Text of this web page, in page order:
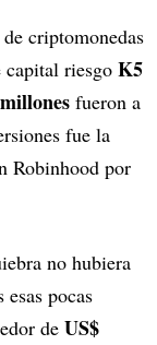
criptomonedas
riesgo K5
fueron a
fue la
Robinhood por
no hubiera
pocas
de US$